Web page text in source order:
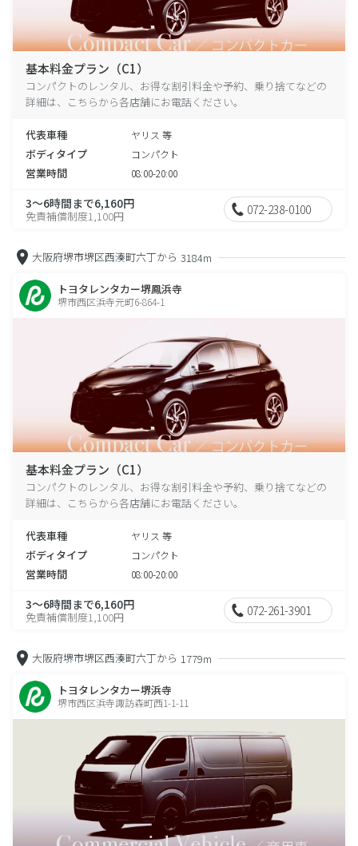
基本料金プラン（C1）
コンパクトのレンタル、お得な割引料金や予約、乗り捨てなどの
詳細は、こちらから各店舗にお電話ください。
代表車種 ヤリス 等
ボディタイプ コンパクト
営業時間 08:00-20:00
3～6時間まで6,160円
免責補償制度1,100円 072-238-0100
大阪府堺市堺区西湊町六丁から 3184m
トヨタレンタカー堺鳳浜寺
堺市西区浜寺元町6-864-1
基本料金プラン（C1）
コンパクトのレンタル、お得な割引料金や予約、乗り捨てなどの
詳細は、こちらから各店舗にお電話ください。
代表車種 ヤリス 等
ボディタイプ コンパクト
営業時間 08:00-20:00
3～6時間まで6,160円
免責補償制度1,100円 072-261-3901
大阪府堺市堺区西湊町六丁から 1779m
トヨタレンタカー堺浜寺
堺市西区浜寺諏訪森町西1-1-11